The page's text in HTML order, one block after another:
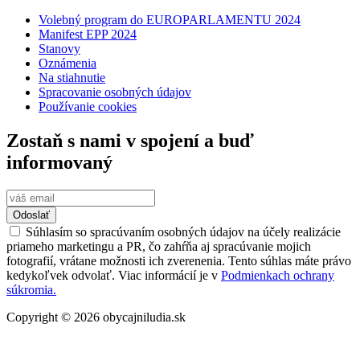
Volebný program do EUROPARLAMENTU 2024
Manifest EPP 2024
Stanovy
Oznámenia
Na stiahnutie
Spracovanie osobných údajov
Používanie cookies
Zostaň s nami v spojení a buď
informovaný
Odoslať
Súhlasím so spracúvaním osobných údajov na účely realizácie
priameho marketingu a PR, čo zahŕňa aj spracúvanie mojich
fotografií, vrátane možnosti ich zverenenia. Tento súhlas máte právo
kedykoľvek odvolať. Viac informácií je v Podmienkach ochrany
súkromia.
Copyright © 2026 obycajniludia.sk